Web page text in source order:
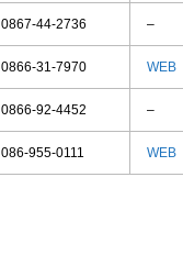
0867-44-2736 –
0866-31-7970 WEB
0866-92-4452 –
086-955-0111 WEB